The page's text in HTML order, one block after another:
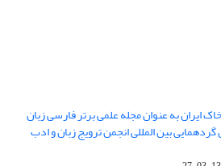
ایران به عنوان مجله علمی برتر فارسی زبان
گردهمایی بین المللی انجمن ترویج زبان و ادب